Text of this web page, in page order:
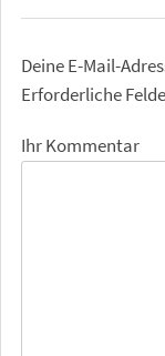
Deine E-Mail-
Erforderliche
Ihr Kommentar